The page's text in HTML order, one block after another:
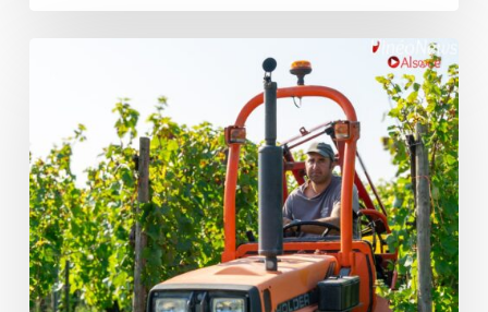
vendanges
2024
au
Domaine
Émile
Beyer